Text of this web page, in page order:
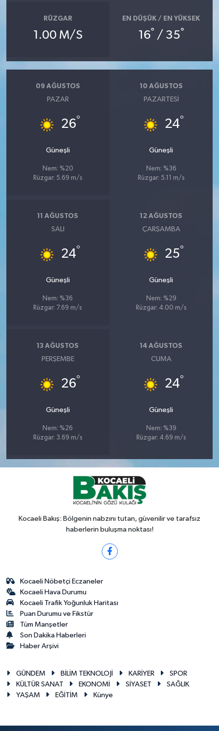
RÜZGAR
1.00 M/S
EN DÜŞÜK / EN YÜKSEK
16° / 35°
09 AĞUSTOS
PAZAR
26°
Güneşli
Nem: %20
Rüzgar: 5.69 m/s
10 AĞUSTOS
PAZARTESI
24°
Güneşli
Nem: %36
Rüzgar: 5.11 m/s
11 AĞUSTOS
SALI
24°
Güneşli
Nem: %36
Rüzgar: 7.69 m/s
12 AĞUSTOS
ÇARŞAMBA
25°
Güneşli
Nem: %29
Rüzgar: 4.00 m/s
13 AĞUSTOS
PERŞEMBE
26°
Güneşli
Nem: %26
Rüzgar: 3.69 m/s
14 AĞUSTOS
CUMA
24°
Güneşli
Nem: %39
Rüzgar: 4.69 m/s
Kocaeli Bakış: Bölgenin nabzını tutan, güvenilir ve tarafsız
haberlerin buluşma noktası!
Kocaeli Nöbetçi Eczaneler
Kocaeli Hava Durumu
Kocaeli Trafik Yoğunluk Haritası
Puan Durumu ve Fikstür
Tüm Manşetler
Son Dakika Haberleri
Haber Arşivi
GÜNDEM BİLİM TEKNOLOJİ KARİYER
SPOR
KÜLTÜR SANAT
EKONOMİ SİYASET
SAĞLIK
YAŞAM
EĞİTİM Künye